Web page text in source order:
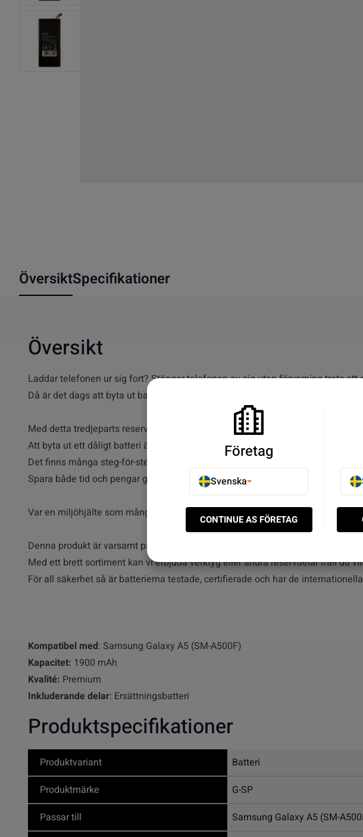
View larger image
ÖversiktSpecifikationer
Översikt
Laddar telefonen ur sig fort? Stänger telefonen av sig utan förvarning trots att
Då är det dags att byta ut batteriet i din
Med detta tredjeparts reservdel byter du enkelt och smidigt ut batteriet på din
Att byta ut ett dåligt batteri är faktiskt enklare än vad man kan tro.
Det finns många steg-för-steg guider som visar i detalj hur du själv kan byta ut
Spara både tid och pengar genom att själv laga din Samsung Galaxy A5.
Var en miljöhjälte som många av våra andra kunder och reparera din telefon
Denna produkt är varsamt packad.
Med ett brett sortiment kan vi erbjuda verktyg eller andra reservdelar ifall du
För all säkerhet så är batterierna testade, certifierade och har de
Kompatibel med: Samsung Galaxy A5 (SM-A500F)
Kapacitet: 1900 mAh
Kvalité: Premium
Inkluderande delar: Ersättningsbatteri
Produktspecifikationer
Produktvariant
Batteri
Produktmärke
G-SP
Passar till
Samsung Galaxy A5 (SM-
Företag
Svenska
CONTINUE AS FÖRETAG